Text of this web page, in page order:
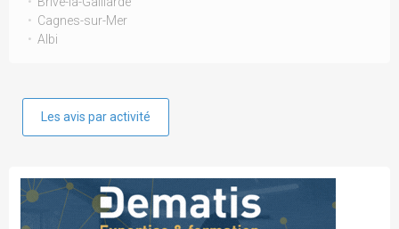
Cagnes-sur-Mer
Albi
Les avis par activité